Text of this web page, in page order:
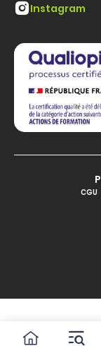
Instagram
CGU